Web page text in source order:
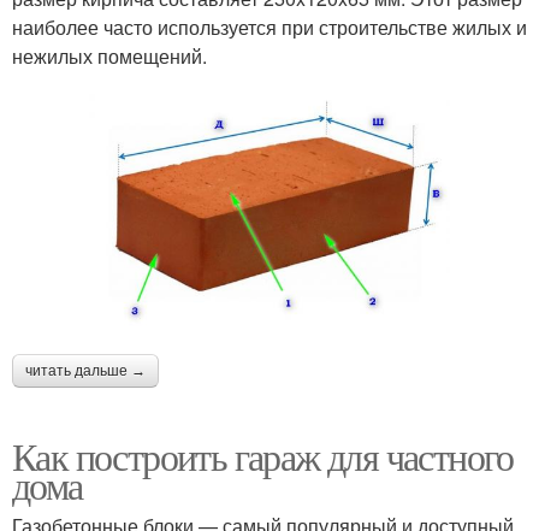
наиболее часто используется при строительстве жилых и
нежилых помещений.
читать дальше →
Как построить гараж для частного
дома